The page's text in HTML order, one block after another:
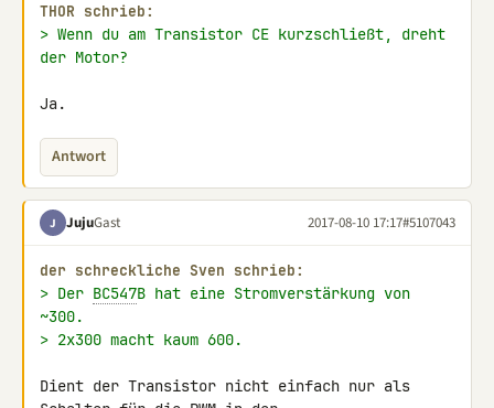
THOR schrieb:
> Wenn du am Transistor CE kurzschließt, dreht
der Motor?
Ja.
Antwort
J JujuGast 2017-08-10 17:17#5107043
der schreckliche Sven schrieb:
> Der BC547B hat eine Stromverstärkung von
~300.
> 2x300 macht kaum 600.
Dient der Transistor nicht einfach nur als